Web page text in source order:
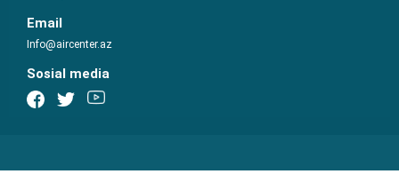
Email
Info@aircenter.az
Sosial media